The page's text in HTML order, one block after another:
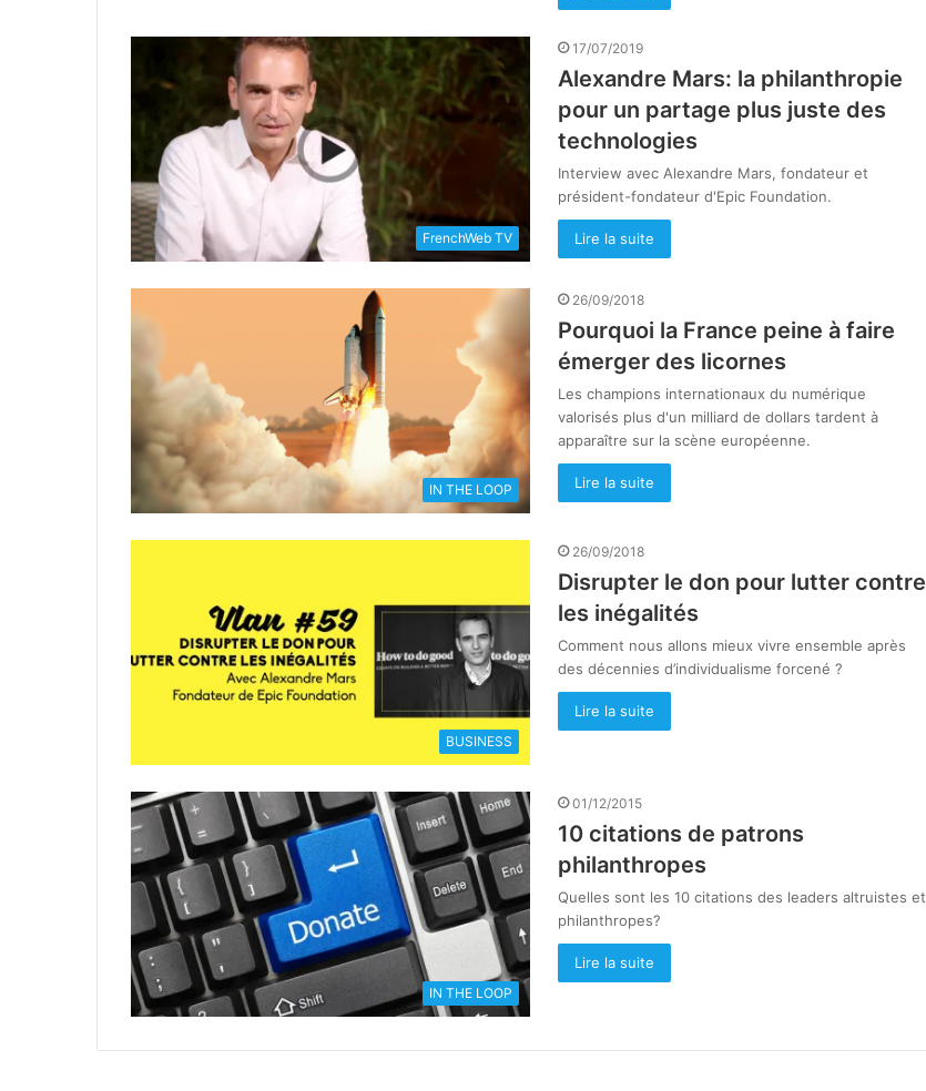
FrenchWeb TV
17/07/2019
Alexandre Mars: la philanthropie
pour un partage plus juste des
technologies
Interview avec Alexandre Mars, fondateur et
président-fondateur d'Epic Foundation.
Lire la suite
IN THE LOOP
26/09/2018
Pourquoi la France peine à faire
émerger des licornes
Les champions internationaux du numérique
valorisés plus d'un milliard de dollars tardent à
apparaître sur la scène européenne.
Lire la suite
BUSINESS
26/09/2018
Disrupter le don pour lutter contre
les inégalités
Comment nous allons mieux vivre ensemble après
des décennies d’individualisme forcené ?
Lire la suite
IN THE LOOP
01/12/2015
10 citations de patrons
philanthropes
Quelles sont les 10 citations des leaders altruistes et
philanthropes?
Lire la suite